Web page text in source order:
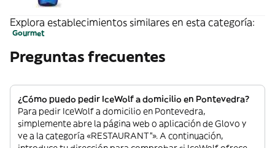
Explora establecimientos similares en esta categoría:
Gourmet
Preguntas frecuentes
¿Cómo puedo pedir IceWolf a domicilio en Pontevedra?
Para pedir IceWolf a domicilio en Pontevedra,
simplemente abre la página web o aplicación de Glovo y
ve a la categoría «RESTAURANT”». A continuación,